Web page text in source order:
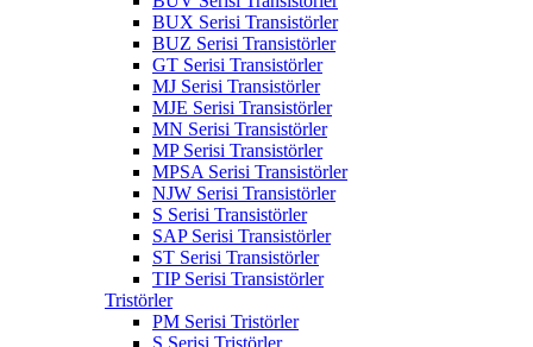
BUX Serisi Transistörler
BUZ Serisi Transistörler
GT Serisi Transistörler
MJ Serisi Transistörler
MJE Serisi Transistörler
MN Serisi Transistörler
MP Serisi Transistörler
MPSA Serisi Transistörler
NJW Serisi Transistörler
S Serisi Transistörler
SAP Serisi Transistörler
ST Serisi Transistörler
TIP Serisi Transistörler
Tristörler
PM Serisi Tristörler
S Serisi Tristörler